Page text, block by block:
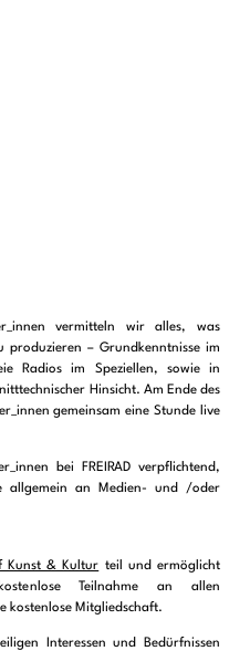
vermitteln wir alles, was
produzieren – Grundkenntnisse im
Radios im Speziellen, sowie in
Hinsicht. Am Ende des
gemeinsam eine Stunde live
bei FREIRAD verpflichtend,
allgemein an Medien- und /oder
Kunst & Kultur teil und ermöglicht
Teilnahme an allen
kostenlose Mitgliedschaft.
Interessen und Bedürfnissen